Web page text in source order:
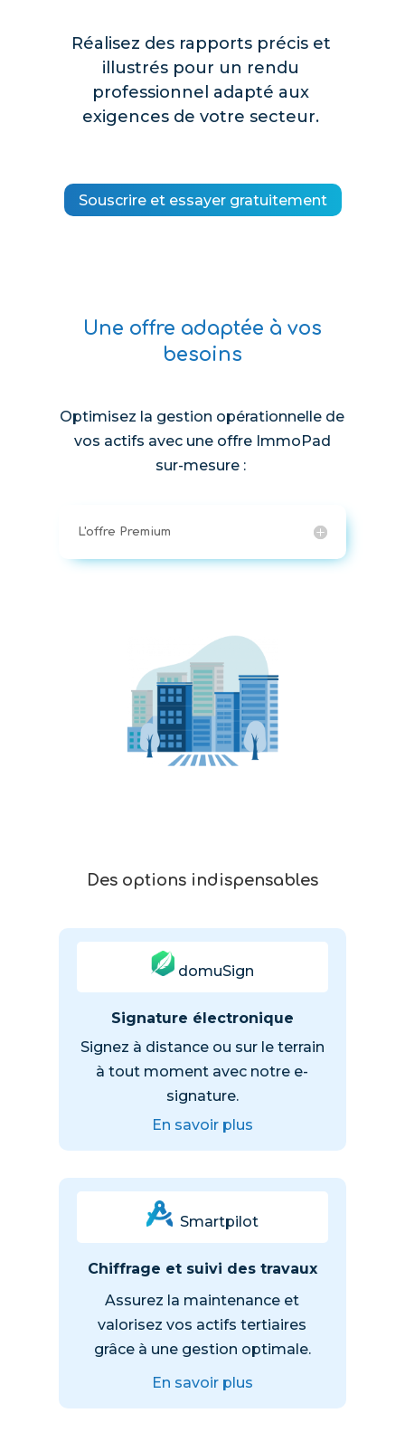
Réalisez des rapports précis et
illustrés pour un rendu
professionnel adapté aux
exigences de votre secteur.
Souscrire et essayer gratuitement
Une offre adaptée à vos
besoins
Optimisez la gestion opérationnelle de
vos actifs avec une offre ImmoPad
sur-mesure :
L'offre Premium
Des options indispensables
domuSign
Signature électronique
Signez à distance ou sur le terrain
à tout moment avec notre e-
signature.
En savoir plus
Smartpilot
Chiffrage et suivi des travaux
Assurez la maintenance et
valorisez vos actifs tertiaires
grâce à une gestion optimale.
En savoir plus